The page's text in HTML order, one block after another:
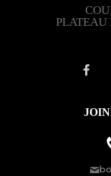
PLATEAU